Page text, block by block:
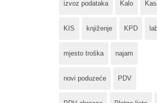
izvoz podataka Kalo
KIS knjiženje KPD
mjesto troška najam
novi poduzeće PDV